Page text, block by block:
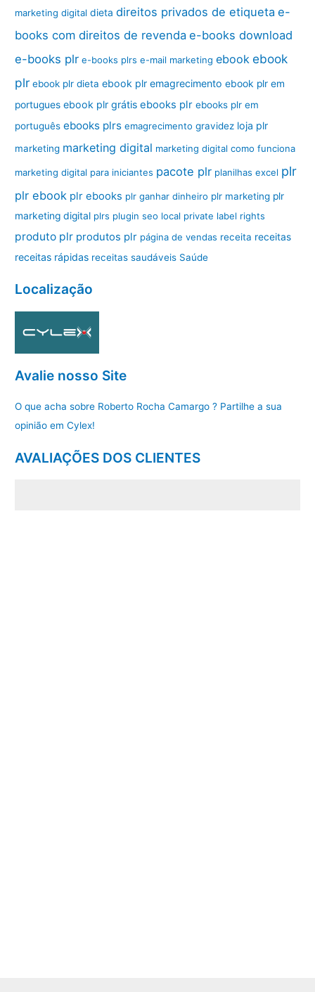
marketing digital dieta direitos privados de etiqueta e-
books com direitos de revenda e-books download
e-books plr e-books plrs e-mail marketing ebook ebook
plr ebook plr dieta ebook plr emagrecimento ebook plr em
portugues ebook plr grátis ebooks plr ebooks plr em
português ebooks plrs emagrecimento gravidez loja plr
marketing marketing digital marketing digital como funciona
marketing digital para iniciantes pacote plr planilhas excel plr
plr ebook plr ebooks plr ganhar dinheiro plr marketing plr
marketing digital plrs plugin seo local private label rights
produto plr produtos plr página de vendas receita receitas
receitas rápidas receitas saudáveis Saúde
Localização
Avalie nosso Site
O que acha sobre Roberto Rocha Camargo ? Partilhe a sua
opinião em Cylex!
AVALIAÇÕES DOS CLIENTES